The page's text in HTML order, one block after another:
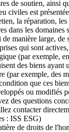
de soutien, ainsi
civiles est
la réparation, les
dans les domaines
manière large, de
qui sont
(par exemple,
des biens ayant
(par exemple, des
que ces
ou modifiés
des questions
contacter
: ISS ESG)
de droits de